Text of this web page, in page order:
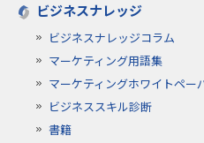
ビジネスナレッジ
ビジネスナレッジコラム
マーケティング用語集
マーケティングホワイトペー
ビジネススキル診断
書籍